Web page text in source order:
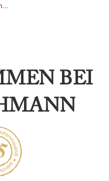
Stadtvilla feiern. Mit...
BEI